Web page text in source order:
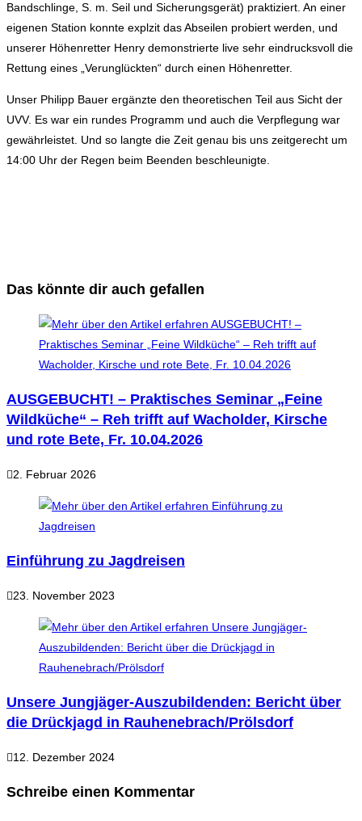
Bandschlinge, S. m. Seil und Sicherungsgerät) praktiziert. An einer
eigenen Station konnte explzit das Abseilen probiert werden, und
unserer Höhenretter Henry demonstrierte live sehr eindrucksvoll die
Rettung eines „Verunglückten“ durch einen Höhenretter.
Unser Philipp Bauer ergänzte den theoretischen Teil aus Sicht der
UVV. Es war ein rundes Programm und auch die Verpflegung war
gewährleistet. Und so langte die Zeit genau bis uns zeitgerecht um
14:00 Uhr der Regen beim Beenden beschleunigte.
Das könnte dir auch gefallen
AUSGEBUCHT! – Praktisches Seminar „Feine
Wildküche“ – Reh trifft auf Wacholder, Kirsche
und rote Bete, Fr. 10.04.2026
2. Februar 2026
Einführung zu Jagdreisen
23. November 2023
Unsere Jungjäger-Auszubildenden: Bericht über
die Drückjagd in Rauhenebrach/Prölsdorf
12. Dezember 2024
Schreibe einen Kommentar